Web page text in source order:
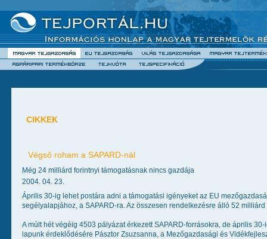
CIKKEK
Végső roham a SAPARD-nál
Még 24 milliárd forintnyi támogatásnak nincs gazdája
2004. 04. 23.
Április 30-ig lehet postára adni a támogatási igényeket az EU
segélyalapjához, a SAPARD-ra. Az összesen rendelkezésre álló 52
A múlt hét végéig 4503 pályázat érkezett SAPARD-forrásokra, de április
lapunk érdeklődésére Pásztor Zsuzsanna, a Mezőgazdasági és